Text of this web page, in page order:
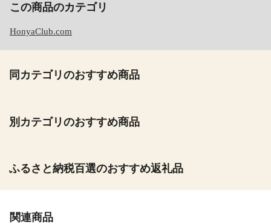
この商品のカテゴリ
HonyaClub.com
同カテゴリのおすすめ商品
別カテゴリのおすすめ商品
ふるさと納税百選のおすすめ返礼品
関連商品